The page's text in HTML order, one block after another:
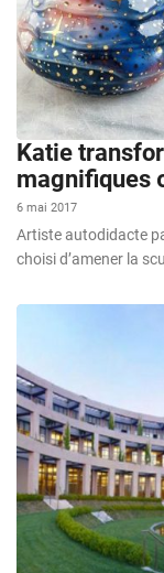
Katie
magnifiques
6 mai 2017
Artiste autodidacte
choisi d’amener la